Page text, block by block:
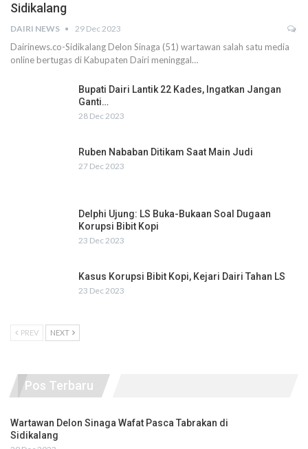
Sidikalang
DAIRI NEWS 29 Dec 2023
Dairinews.co-Sidikalang Delon Sinaga (51) wartawan salah satu media
online bertugas di Kabupaten Dairi meninggal…
Bupati Dairi Lantik 22 Kades, Ingatkan Jangan
Ganti…
28 Dec 2023
Ruben Nababan Ditikam Saat Main Judi
27 Dec 2023
Delphi Ujung: LS Buka-Bukaan Soal Dugaan
Korupsi Bibit Kopi
23 Dec 2023
Kasus Korupsi Bibit Kopi, Kejari Dairi Tahan LS
23 Dec 2023
PREV NEXT
Pos Terbaru
Wartawan Delon Sinaga Wafat Pasca Tabrakan di
Sidikalang